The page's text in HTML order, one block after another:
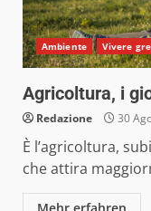
Ambiente Vivere
Agricoltura, i
Redazione 30
È l’agricoltura,
che attira